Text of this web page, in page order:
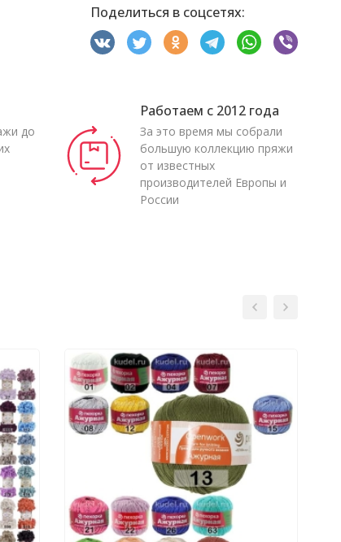
Поделиться в соцсетях:
до
Работаем с 2012 года
За это время мы собрали
большую коллекцию пряжи
от известных
производителей Европы и
России